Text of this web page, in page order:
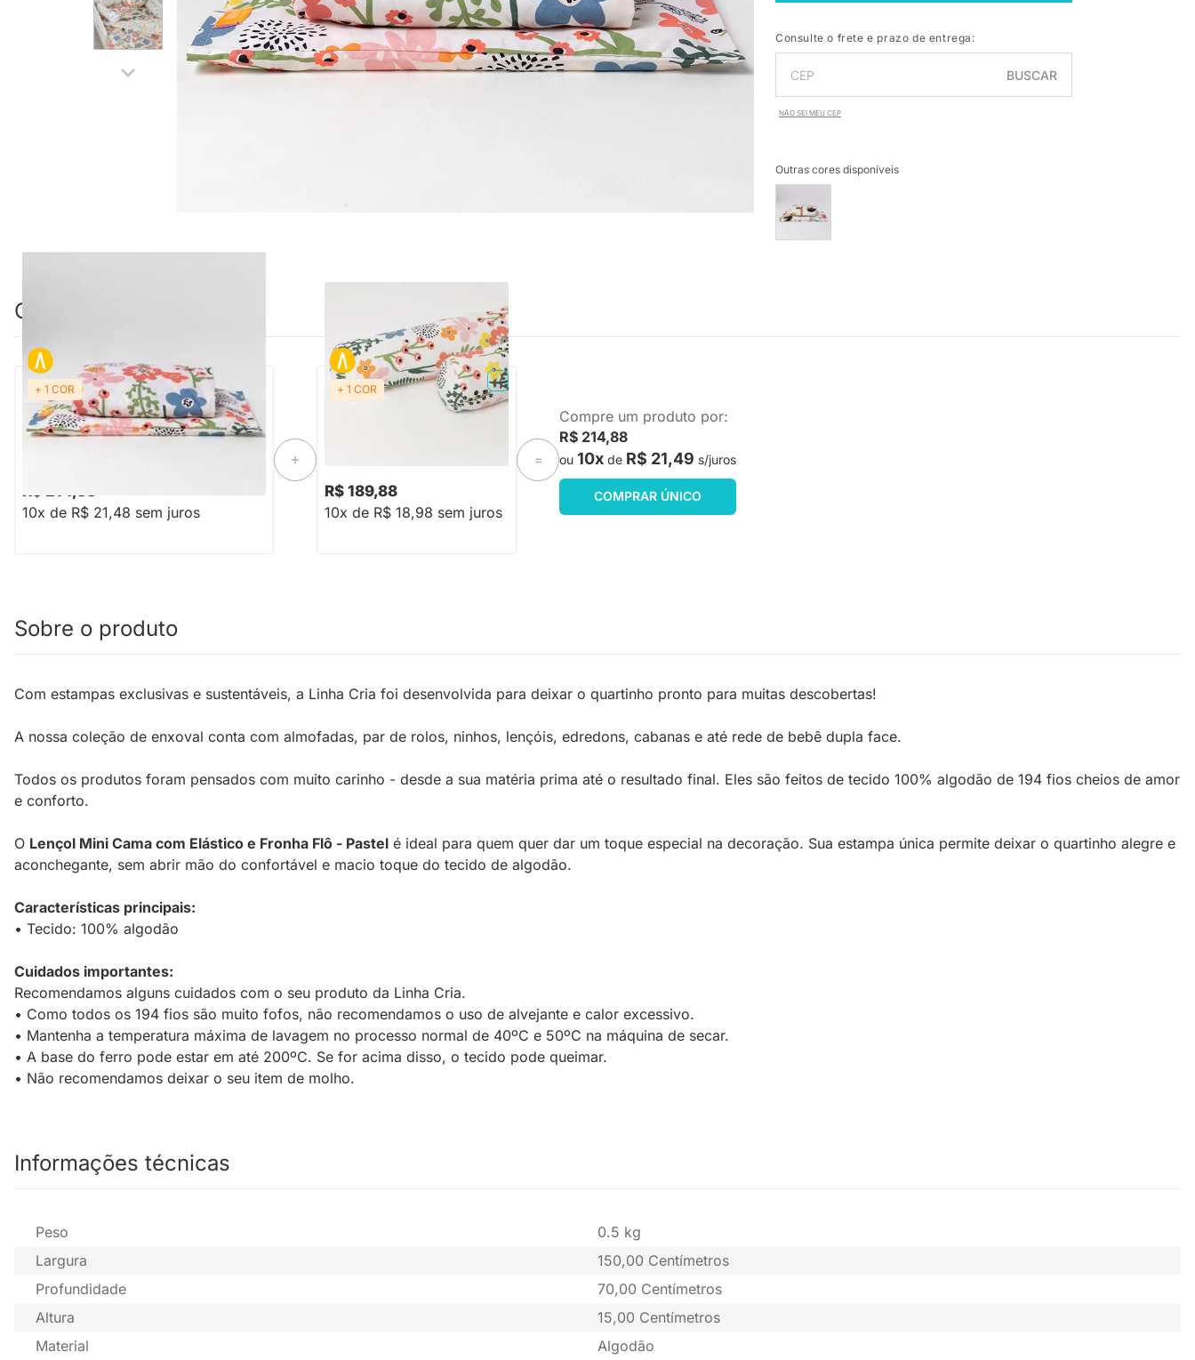
Consulte o frete e prazo de entrega:
BUSCAR
NÃO SEI MEU CEP
Outras cores disponíveis
Combinação perfeita
+ 1 COR PRONTA ENTREGA
Lençol de Mini Cama com Elástico e
Fronha Flô Pastel - LMC-FP
R$ 214,88
10x de R$ 21,48 sem juros
+ 1 CORPRONTA ENTREGA
R$ 189,88
10x de R$ 18,98 sem juros
=
Compre um produto por:
R$ 214,88
ou 10x de R$ 21,49 s/juros
COMPRAR ÚNICO
Sobre o produto
Com estampas exclusivas e sustentáveis, a Linha Cria foi desenvolvida para deixar o quartinho pronto para muitas descobertas!
A nossa coleção de enxoval conta com almofadas, par de rolos, ninhos, lençóis, edredons, cabanas e até rede de bebê dupla face.
Todos os produtos foram pensados com muito carinho - desde a sua matéria prima até o resultado final. Eles são feitos de tecido 100% algodão de 194 fios cheios de amor
e conforto.
O Lençol Mini Cama com Elástico e Fronha Flô - Pastel é ideal para quem quer dar um toque especial na decoração. Sua estampa única permite deixar o quartinho alegre e
aconchegante, sem abrir mão do confortável e macio toque do tecido de algodão.
Características principais:
• Tecido: 100% algodão
Cuidados importantes:
Recomendamos alguns cuidados com o seu produto da Linha Cria.
• Como todos os 194 fios são muito fofos, não recomendamos o uso de alvejante e calor excessivo.
• Mantenha a temperatura máxima de lavagem no processo normal de 40ºC e 50ºC na máquina de secar.
• A base do ferro pode estar em até 200ºC. Se for acima disso, o tecido pode queimar.
• Não recomendamos deixar o seu item de molho.
Informações técnicas
Peso
0.5 kg
Largura
150,00 Centímetros
Profundidade
70,00 Centímetros
Altura
15,00 Centímetros
Material
Algodão